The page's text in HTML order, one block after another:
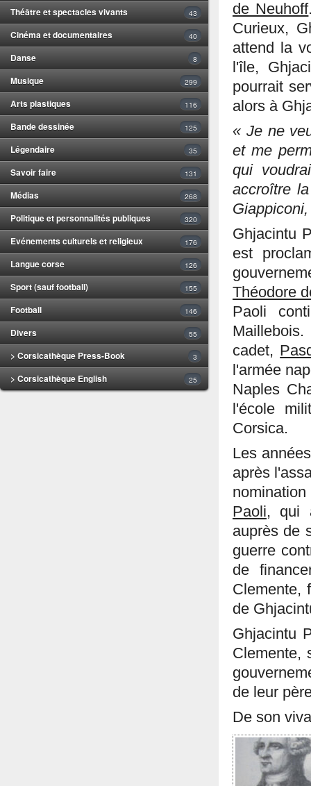
Théâtre et spectacles vivants 43
Cinéma et documentaires 40
Danse 8
Musique 299
Arts plastiques 116
Bande dessinée 125
Légendaire 35
Savoir faire 131
Médias 268
Politique et personnalités publiques 320
Evénements culturels et religieux 176
Langue corse 126
Sport (sauf football) 155
Football 146
Divers 55
> Corsicathèque Press-Book 3
> Corsicathèque English 25
de Neuhoff
Curieux,
attend la
l'île,
pourrait
alors à
« Je ne
et me
qui
accroître
Ghjacintu
est
Théodore
Paoli
cadet,
l'armée
Naples
l'école
Corsica.
Les
après
Paoli, qui
auprès de
guerre
de
Clemente,
de
Ghjacintu
Clemente,
de leur
De son